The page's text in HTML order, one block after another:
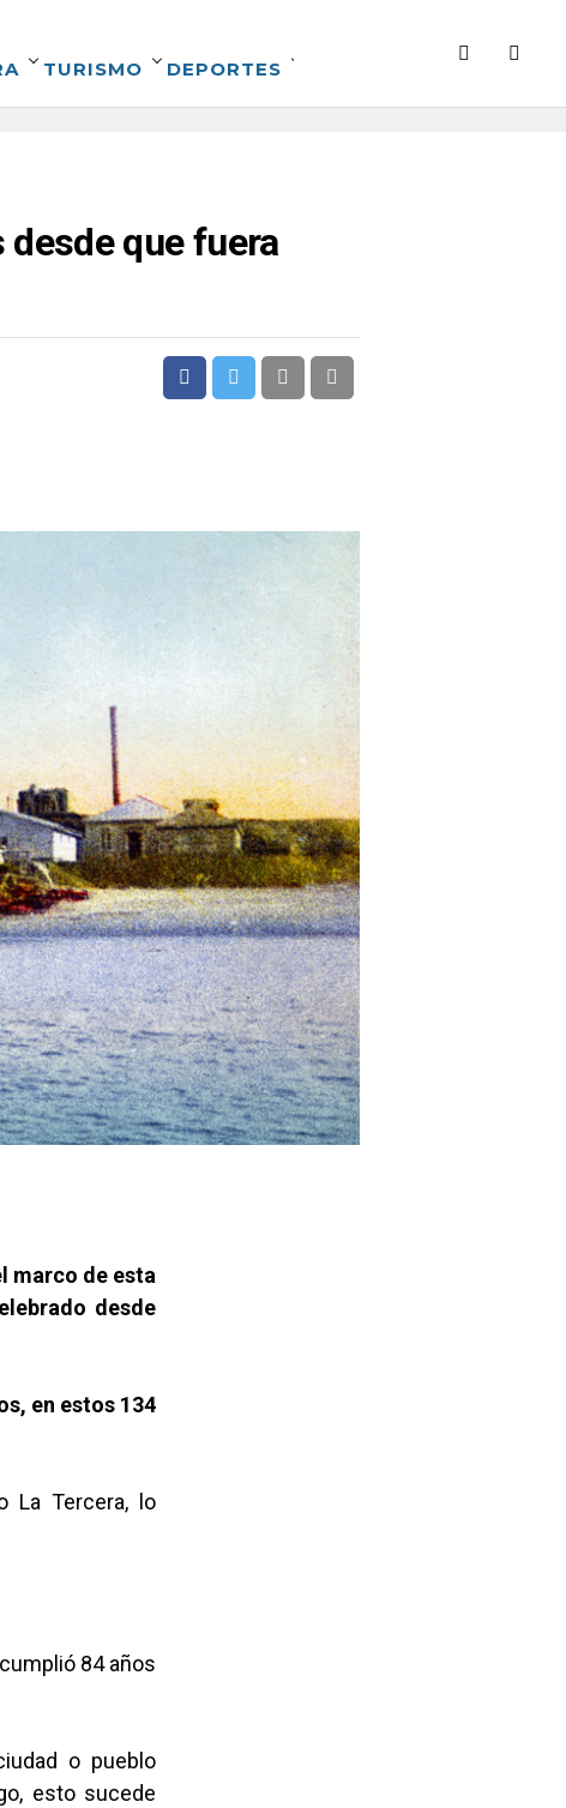
TURISMO DEPORTES
que fuera
marco de esta
desde
en estos 134
La Tercera, lo
84 años
o pueblo
esto sucede